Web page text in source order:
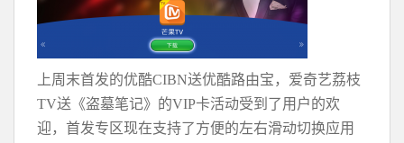
上周末首发的优酷CIBN送优酷路由宝，爱奇艺荔枝
TV送《盗墓笔记》的VIP卡活动受到了用户的欢
迎，首发专区现在支持了方便的左右滑动切换应用